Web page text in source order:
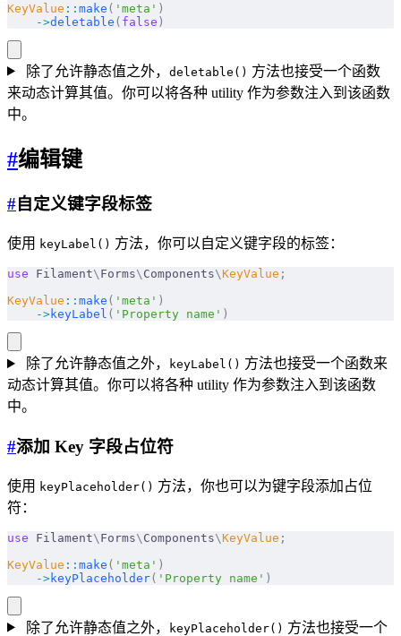
KeyValue :: make ( 'meta' )
    ->
deletable ( false )
除了允许静态值之外， deletable() 方法也接受一个函数
来动态计算其值。你可以将各种 utility 作为参数注入到该函数
中。
#编辑键
#自定义键字段标签
使用 keyLabel() 方法，你可以自定义键字段的标签：
use Filament\ Forms\ Components\KeyValue ;
KeyValue :: make ( 'meta' )
    ->
keyLabel ( 'Property name' )
除了允许静态值之外， keyLabel() 方法也接受一个函数来
动态计算其值。你可以将各种 utility 作为参数注入到该函数
中。
#添加 Key 字段占位符
使用 keyPlaceholder() 方法，你也可以为键字段添加占位
符：
use Filament\ Forms\ Components\KeyValue ;
KeyValue :: make ( 'meta' )
    ->
keyPlaceholder( 'Property name' )
除了允许静态值之外， keyPlaceholder() 方法也接受一个